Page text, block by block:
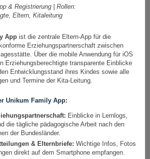
& Registrierung | Rollen:
Eltern, Kitaleitung
App ist die zentrale Eltern-App für die
Erziehungspartnerschaft zwischen
Über die mobile Anwendung für iOS
Erziehungsberechtigte transparente Einblicke
Entwicklungsstand ihres Kindes sowie alle
und Termine der Kita-Leitung.
Unikum Family App:
Einblicke in Lernlogs,
die tägliche pädagogische Arbeit nach den
der Bundesländer.
& Elternbriefe: Wichtige Infos, Fotos
direkt auf dem Smartphone empfangen.